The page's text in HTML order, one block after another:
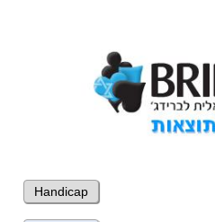
Handicap